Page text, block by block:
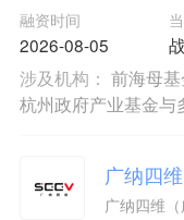
融资时间
2026-08-05
涉及机构： 前海母
杭州政府产业基金与
广纳四维
广纳四维